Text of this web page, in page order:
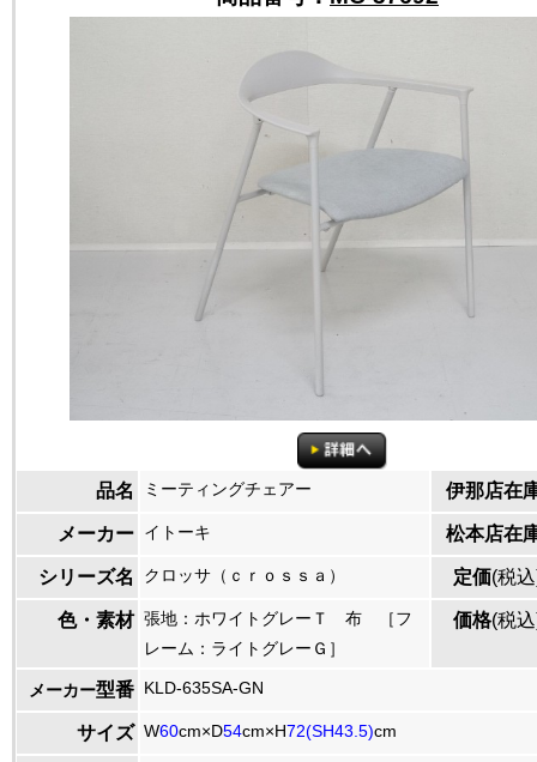
品名 ミーティングチェアー 伊那店在
メーカー イトーキ 松本店在
シリーズ名 クロッサ（ｃｒｏｓｓａ） 定価(税
色・素材 張地：ホワイトグレーＴ 布 ［フ
レーム：ライトグレーＧ］
価格(税
メーカー型番 KLD-635SA-GN
サイズ W60cm×D54cm×H72(SH43.5)cm